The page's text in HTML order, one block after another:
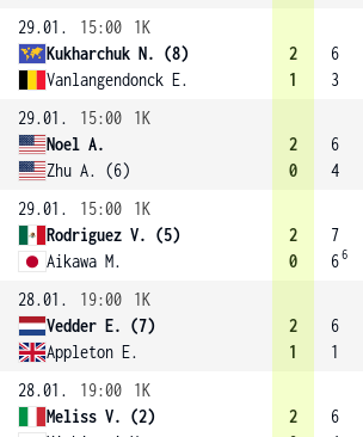
29.01.
15:00
1K
Kukharchuk N. (8)
Vanlangendonck E.
2
1
6
3
29.01.
15:00
1K
Noel A.
Zhu A. (6)
2
0
6
4
29.01.
15:00
1K
Rodriguez V. (5)
Aikawa M.
2
0
7
66
28.01.
19:00
1K
Vedder E. (7)
Appleton E.
2
1
6
1
28.01.
19:00
1K
Meliss V. (2)
2
6